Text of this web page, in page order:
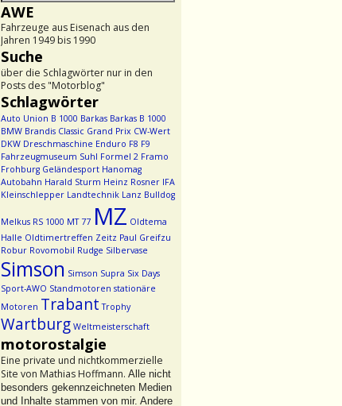
AWE
Fahrzeuge aus Eisenach aus den
Jahren 1949 bis 1990
Suche
über die Schlagwörter nur in den
Posts des "Motorblog"
Schlagwörter
Auto Union B 1000 Barkas Barkas B 1000
BMW Brandis Classic Grand Prix CW-Wert
DKW Dreschmaschine Enduro F8 F9
Fahrzeugmuseum Suhl Formel 2 Framo
Frohburg Geländesport Hanomag
Autobahn Harald Sturm Heinz Rosner IFA
Kleinschlepper Landtechnik Lanz Bulldog
Melkus RS 1000 MT 77 MZ Oldtema
Halle Oldtimertreffen Zeitz Paul Greifzu
Robur Rovomobil Rudge Silbervase
Simson Simson Supra Six Days
Sport-AWO Standmotoren stationäre
Motoren Trabant Trophy
Wartburg Weltmeisterschaft
motorostalgie
Eine private und nichtkommerzielle
Site von Mathias Hoffmann. Alle nicht
besonders gekennzeichneten Medien
und Inhalte stammen von mir. Andere